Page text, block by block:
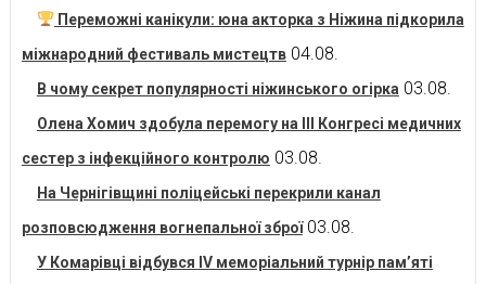
Переможні канікули: юна акторка з Ніжина підкорила
міжнародний фестиваль мистецтв 04.08.
В чому секрет популярності ніжинського огірка 03.08.
Олена Хомич здобула перемогу на ІІІ Конгресі медичних
сестер з інфекційного контролю 03.08.
На Чернігівщині поліцейські перекрили канал
розповсюдження вогнепальної зброї 03.08.
У Комарівці відбувся IV меморіальний турнір пам’яті